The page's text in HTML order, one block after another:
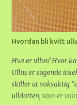
Hvordan bli kvitt
Hva er ullus? Hvor
Ullus er sugende
skiller ut voksaktig
ulldotten, som er